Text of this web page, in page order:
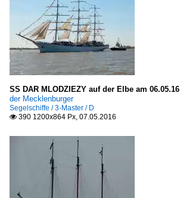
SS DAR MLODZIEZY auf der Elbe am 06.05.16
der Mecklenburger
Segelschiffe / 3-Master / D
 390 1200x864 Px, 07.05.2016